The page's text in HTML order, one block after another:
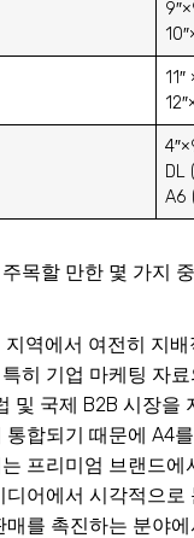
DL
A6
목할 만한 몇 가지
지역에서 여전히 지
히 기업 마케팅 자료
및 국제 B2B 시장을
합되기 때문에 A4
프리미엄 브랜드
디어에서 시각적으
를 촉진하는 분야